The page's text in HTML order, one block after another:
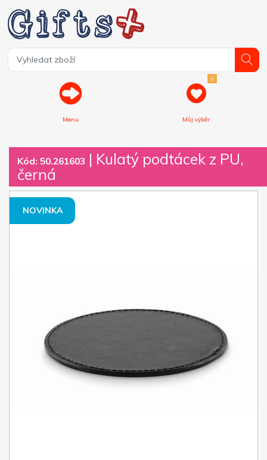
Menu
0
Můj výběr
Kód: 50.261603 | Kulatý podtácek z PU,
černá
NOVINKA